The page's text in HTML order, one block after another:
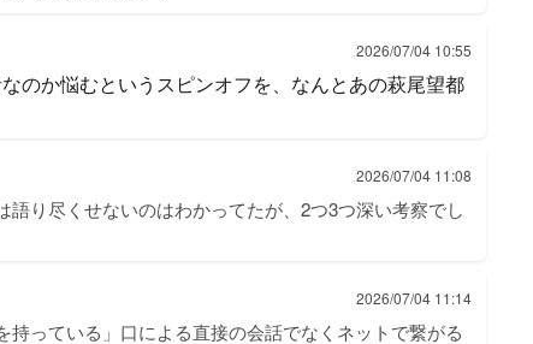
2026/07/04 10:55
のか悩むというスピンオフを、なんとあの萩尾望都
2026/07/04 11:08
り尽くせないのはわかってたが、2つ3つ深い考察でし
2026/07/04 11:14
持っている」口による直接の会話でなくネットで繋がる